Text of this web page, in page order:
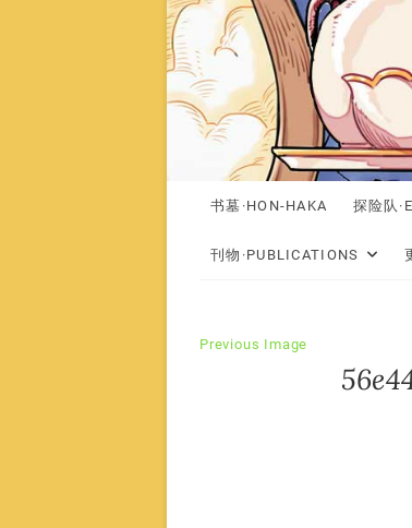
书墓·HON-HAKA 探险队
刊物·PUBLICATIONS
Previous Image